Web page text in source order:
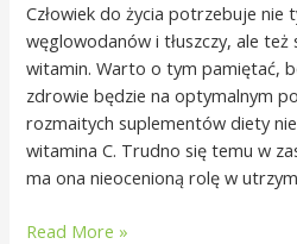
Człowiek do życia potrzebuje nie
węglowodanów i tłuszczy, ale też
witamin. Warto o tym pamiętać,
zdrowie będzie na optymalnym
rozmaitych suplementów diety
witamina C. Trudno się temu w
ma ona nieocenioną rolę w
Read More »